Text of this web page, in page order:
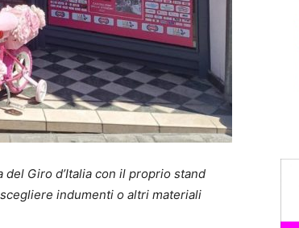
del Giro d’Italia con il proprio stand
indumenti o altri materiali